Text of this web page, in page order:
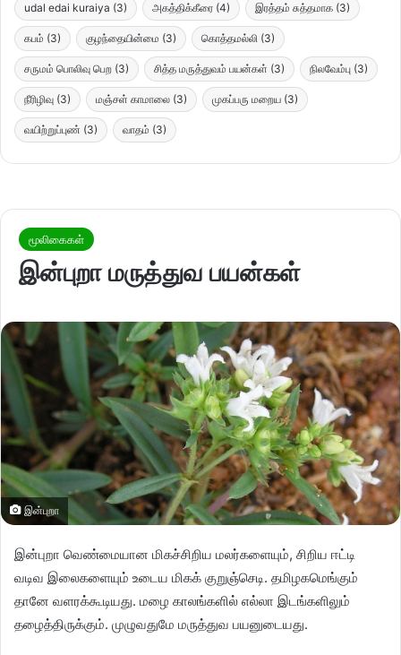
udal edai kuraiya (3) அகத்திக்கீரை (4) இரத்தம் சுத்தமாக (3)
கபம் (3) குழந்தையின்மை (3) கொத்தமல்லி (3)
சருமம் பொலிவு பெற (3) சித்த மருத்துவம் பயன்கள் (3) நிலவேம்பு (3)
நீரிழிவு (3) மஞ்சள் காமாலை (3) முகப்பரு மறைய (3)
வயிற்றுப்புண் (3) வாதம் (3)